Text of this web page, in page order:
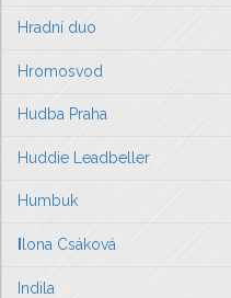
Hradní duo
Hromosvod
Hudba Praha
Huddie Leadbeller
Humbuk
lona Csáková
Indila